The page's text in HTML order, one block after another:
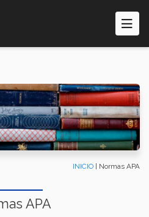
INICIO | Normas APA
APA